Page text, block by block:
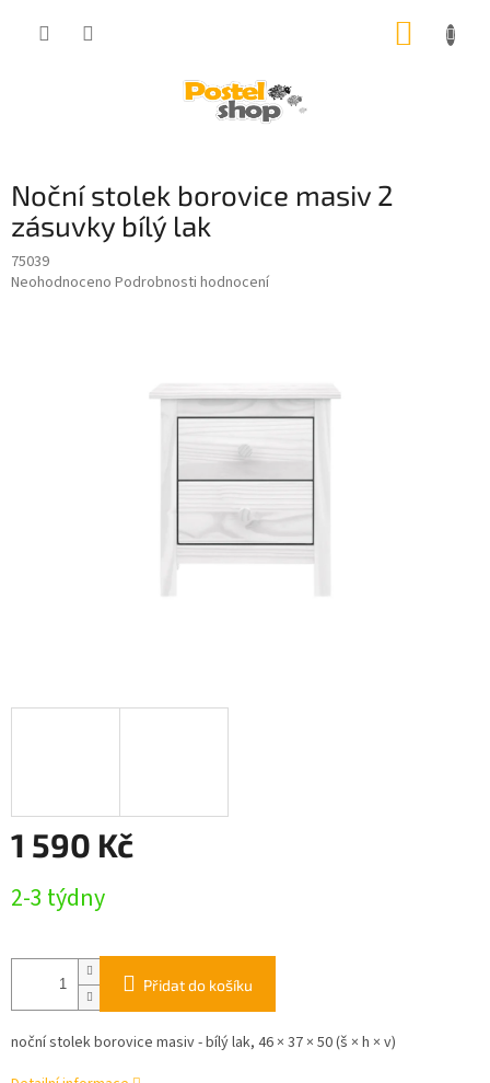
Noční stolek borovice masiv 2
zásuvky bílý lak
75039
Průměrné
Neohodnoceno Podrobnosti hodnocení
1 590 Kč
cena:
2-3 týdny
Přidat do košíku
noční stolek borovice masiv - bílý lak, 46 × 37 × 50 (š × h × v)